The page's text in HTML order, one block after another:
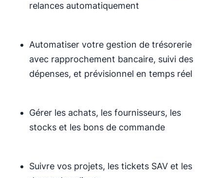
relances automatiquement
Automatiser votre gestion de trésorerie
avec rapprochement bancaire, suivi des
dépenses, et prévisionnel en temps réel
Gérer les achats, les fournisseurs, les
stocks et les bons de commande
Suivre vos projets, les tickets SAV et les